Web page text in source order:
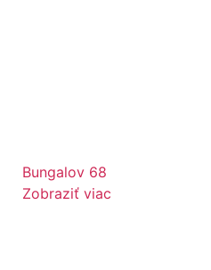
Bungalov 68
Zobraziť viac